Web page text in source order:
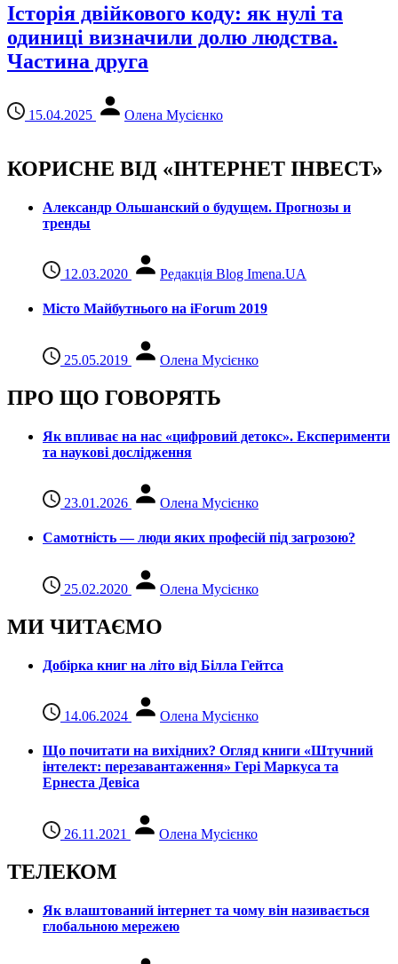
Історія двійкового коду: як нулі та
одиниці визначили долю людства.
Частина друга
15.04.2025 Олена Мусієнко
КОРИСНЕ ВІД «ІНТЕРНЕТ ІНВЕСТ»
Александр Ольшанский о будущем. Прогнозы и
тренды
12.03.2020 Редакція Blog Imena.UA
Місто Майбутнього на iForum 2019
25.05.2019 Олена Мусієнко
ПРО ЩО ГОВОРЯТЬ
Як впливає на нас «цифровий детокс». Експерименти
та наукові дослідження
23.01.2026 Олена Мусієнко
Самотність — люди яких професій під загрозою?
25.02.2020 Олена Мусієнко
МИ ЧИТАЄМО
Добірка книг на літо від Білла Гейтса
14.06.2024 Олена Мусієнко
Що почитати на вихідних? Огляд книги «Штучний
інтелект: перезавантаження» Гері Маркуса та
Ернеста Девіса
26.11.2021 Олена Мусієнко
ТЕЛЕКОМ
Як влаштований інтернет та чому він називається
глобальною мережею